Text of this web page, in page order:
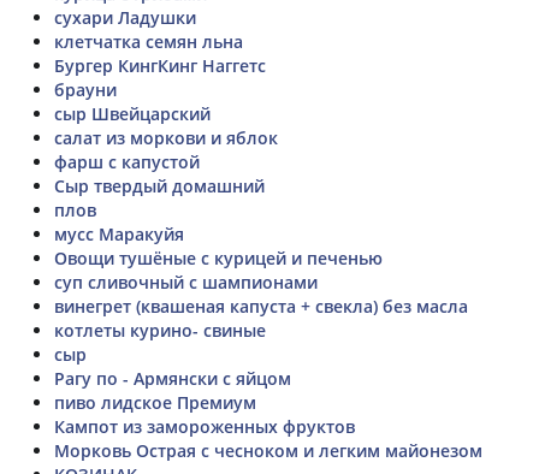
сухари Ладушки
клетчатка семян льна
Бургер КингКинг Наггетс
брауни
сыр Швейцарский
салат из моркови и яблок
фарш с капустой
Сыр твердый домашний
плов
мусс Маракуйя
Овощи тушёные с курицей и печенью
суп сливочный с шампионами
винегрет (квашеная капуста + свекла) без масла
котлеты курино- свиные
сыр
Рагу по - Армянски с яйцом
пиво лидское Премиум
Кампот из замороженных фруктов
Морковь Острая с чесноком и легким майонезом